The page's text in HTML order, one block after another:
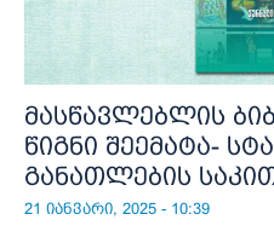
მასწავლებლის
წიგნი შეემატა-
განათლების
21 იანვარი, 2025 - 10:39